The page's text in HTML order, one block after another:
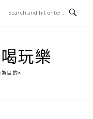
玩樂
為目的○